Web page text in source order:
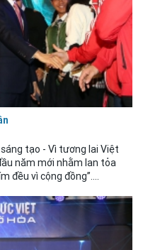
tạo - Vì tương lai Việt
năm mới nhằm lan tỏa
đều vì cộng đồng”....